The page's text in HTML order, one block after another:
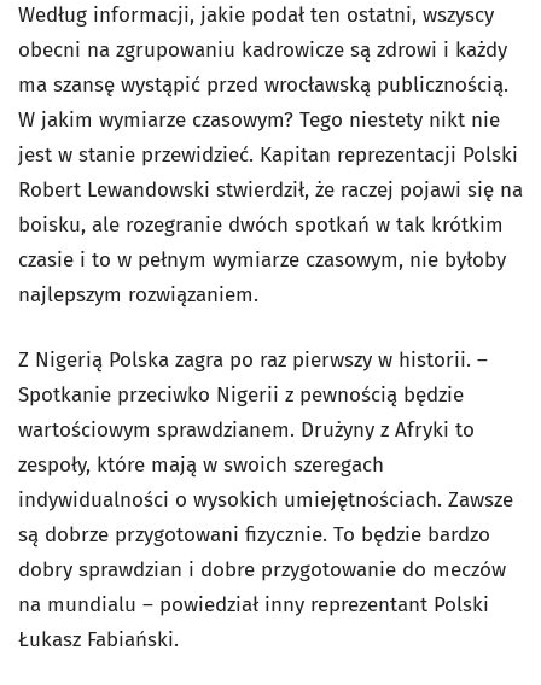
Według informacji, jakie podał ten ostatni, wszyscy
obecni na zgrupowaniu kadrowicze są zdrowi i każdy
ma szansę wystąpić przed wrocławską publicznością.
W jakim wymiarze czasowym? Tego niestety nikt nie
jest w stanie przewidzieć. Kapitan reprezentacji Polski
Robert Lewandowski stwierdził, że raczej pojawi się na
boisku, ale rozegranie dwóch spotkań w tak krótkim
czasie i to w pełnym wymiarze czasowym, nie byłoby
najlepszym rozwiązaniem.
Z Nigerią Polska zagra po raz pierwszy w historii. –
Spotkanie przeciwko Nigerii z pewnością będzie
wartościowym sprawdzianem. Drużyny z Afryki to
zespoły, które mają w swoich szeregach
indywidualności o wysokich umiejętnościach. Zawsze
są dobrze przygotowani fizycznie. To będzie bardzo
dobry sprawdzian i dobre przygotowanie do meczów
na mundialu – powiedział inny reprezentant Polski
Łukasz Fabiański.